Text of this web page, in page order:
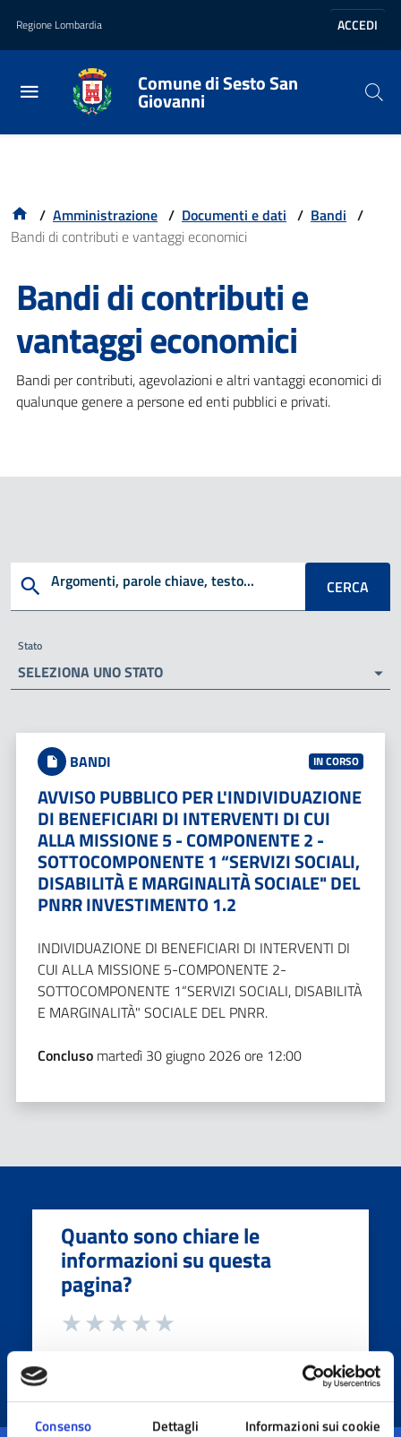
Consenso Dettagli Informazioni sui cookie
Vai al contenuto principale
Vai al footer
Regione Lombardia ACCEDI
Comune di Sesto San
Giovanni
/ Amministrazione / Documenti e dati / Bandi /
Bandi di contributi e vantaggi economici
Bandi di contributi e
vantaggi economici
Bandi per contributi, agevolazioni e altri vantaggi economici di
qualunque genere a persone ed enti pubblici e privati.
CercaArgomenti, parole chiave, testo... CERCA
Stato
SELEZIONA UNO STATO
BANDI IN CORSO
AVVISO PUBBLICO PER L'INDIVIDUAZIONE
DI BENEFICIARI DI INTERVENTI DI CUI
ALLA MISSIONE 5 - COMPONENTE 2 -
SOTTOCOMPONENTE 1 “SERVIZI SOCIALI,
DISABILITÀ E MARGINALITÀ SOCIALE" DEL
PNRR INVESTIMENTO 1.2
INDIVIDUAZIONE DI BENEFICIARI DI INTERVENTI DI
CUI ALLA MISSIONE 5-COMPONENTE 2-
SOTTOCOMPONENTE 1“SERVIZI SOCIALI, DISABILITÀ
E MARGINALITÀ" SOCIALE DEL PNRR.
Concluso martedì 30 giugno 2026 ore 12:00
Quanto sono chiare le
informazioni su questa
pagina?